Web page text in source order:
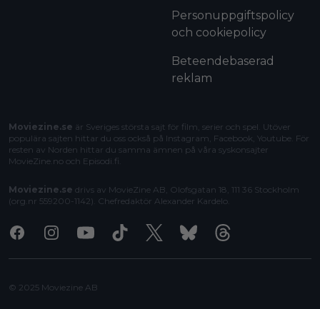
Personuppgiftspolicy
och cookiepolicy
Beteendebaserad
reklam
Moviezine.se är Sveriges största sajt för film, serier och spel. Utöver
populära sajten hittar du oss också på Instagram, Facebook, Youtube. För
resten av Norden hittar du samma ämnen på våra syskonsajter
MovieZine.no och Episodi.fi
Moviezine.se drivs av MovieZine AB, Olofsgatan 18, 111 36 Stockholm
(org.nr 559200-1142). Chefredaktör Alexander Kardelo
FacebookInstagramYoutubeTiktok X BlueskyThreads
© 2025 Moviezine AB